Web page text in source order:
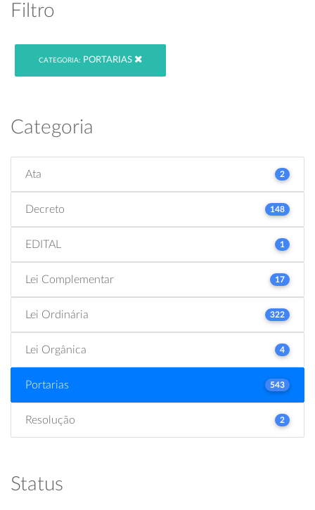
Filtro
CATEGORIA: PORTARIAS
Categoria
Ata 2
Decreto 148
EDITAL 1
Lei Complementar 17
Lei Ordinária 322
Lei Orgânica 4
Portarias 543
Resolução 2
Status